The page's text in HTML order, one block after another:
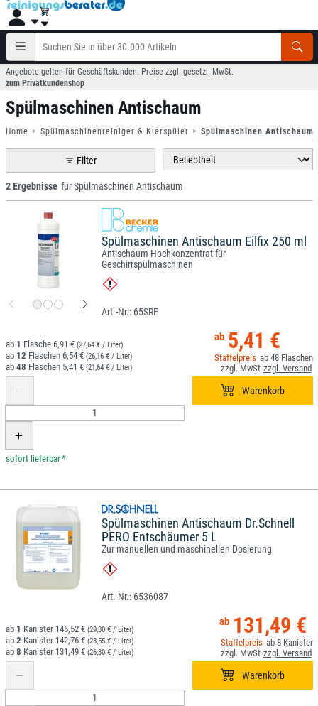
Angebote gelten für Geschäftskunden. Preise zzgl. gesetzl. MwSt.
zum Privatkundenshop
Spülmaschinen Antischaum
Home Spülmaschinenreiniger & Klarspüler Spülmaschinen Antischaum
Filter
2 Ergebnisse für Spülmaschinen Antischaum
Spülmaschinen Antischaum Eilfix 250 ml
Antischaum Hochkonzentrat für
Geschirrspülmaschinen
65SRE
5,41 €
48
1 6,91 € (27,64 € / Liter)
12 6,54 € (26,16 € / Liter)
48 5,41 € (21,64 € / Liter)
*
Spülmaschinen Antischaum Dr.Schnell
PERO Entschäumer 5 L
Zur manuellen und maschinellen Dosierung
6536087
131,49 €
8
1 146,52 € (29,30 € / Liter)
2 142,76 € (28,55 € / Liter)
8 131,49 € (26,30 € / Liter)